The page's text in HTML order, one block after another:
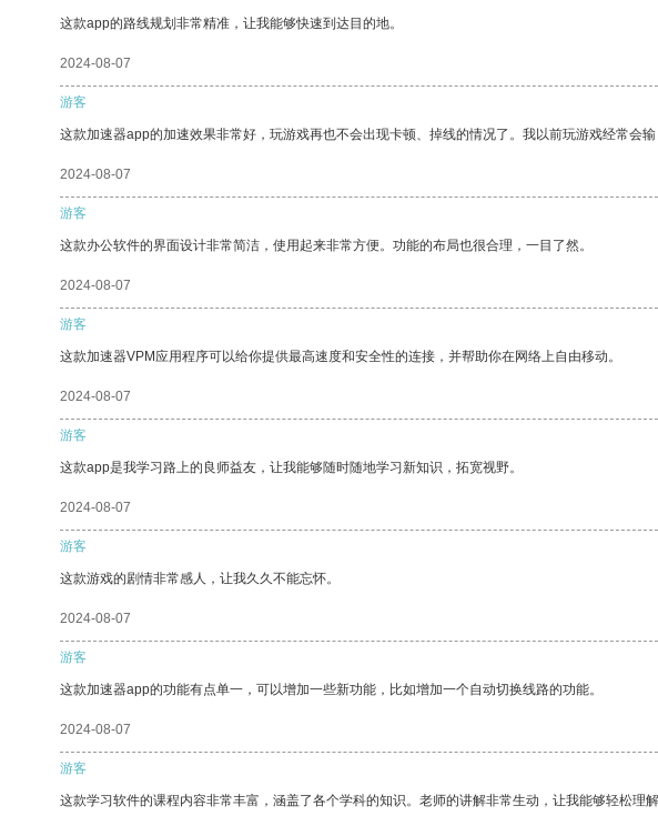
这款app的路线规划非常精准，让我能够快速到达目的地。
2024-08-07
游客
这款加速器app的加速效果非常好，玩游戏再也不会出现卡顿、掉线的情况了。我以前玩游戏经常会
2024-08-07
游客
这款办公软件的界面设计非常简洁，使用起来非常方便。功能的布局也很合理，一目了然。
2024-08-07
游客
这款加速器VPM应用程序可以给你提供最高速度和安全性的连接，并帮助你在网络上自由移动。
2024-08-07
游客
这款app是我学习路上的良师益友，让我能够随时随地学习新知识，拓宽视野。
2024-08-07
游客
这款游戏的剧情非常感人，让我久久不能忘怀。
2024-08-07
游客
这款加速器app的功能有点单一，可以增加一些新功能，比如增加一个自动切换线路的功能。
2024-08-07
游客
这款学习软件的课程内容非常丰富，涵盖了各个学科的知识。老师的讲解非常生动，让我能够轻松理解